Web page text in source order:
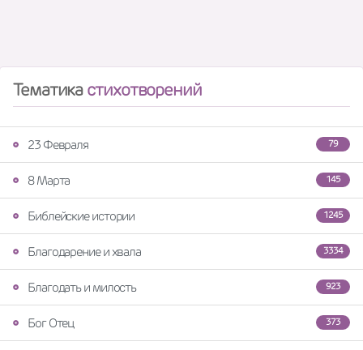
Тематикастихотворений
79
23 Февраля
145
8 Марта
1245
Библейские истории
3334
Благодарение и хвала
923
Благодать и милость
373
Бог Отец